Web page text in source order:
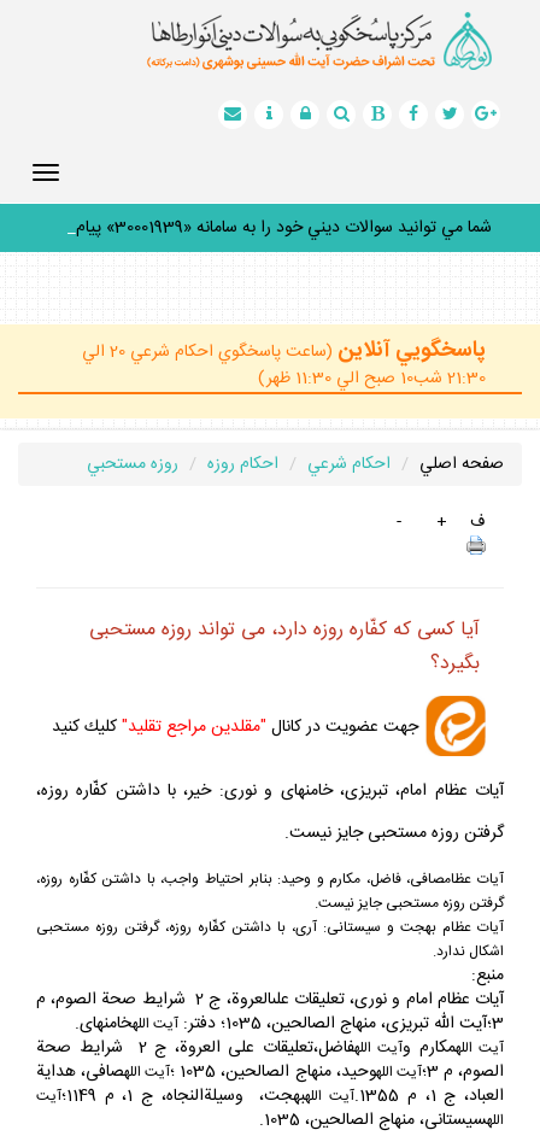
شما مي توانيد سوالات ديني خود را به سامانه «30001939» پيامك
ك_
پاسخگويي آنلاين
21:30 شب10 صبح الي 11:30 ظهر)
ف
آيا كسى كه كفّاره روزه دارد، مى‏ تواند روزه مستحبى
بگيرد؟
آيات عظام امام، تبريزى، خامنه‏اى و نورى: خير، با داشتن كفّاره روزه،
آيات عظامصافى، فاضل، مكارم و وحيد: بنابر احتياط واجب، با داشتن كفّاره روزه،
گرفتن روزه مستحبى جايز نيست.
آيات عظامبهجت و سيستانى: آرى، با داشتن كفّاره روزه، گرفتن روزه مستحبى
اشكال ندارد.
منبع:
آيات عظام امام و نورى، تعليقات علىالعروة، ج 2 شرايط صحة الصوم، م
3؛آيت الله تبريزى، منهاج الصالحين، 1035؛ دفتر:
آيت الله خامنه‏اى.
آيت الله مكارم وآيت الله
فاضل،تعليقات على العروة، ج 2 شرايط صحة
الصوم، م 3؛
آيت اللهوحيد، منهاج الصالحين، 1035 ؛ آيتاللهصافى، هداية
العباد، ج 1، م 1355.
آيت اللهبهجت، وسيلةالنجاه، ج 1، م 1149؛